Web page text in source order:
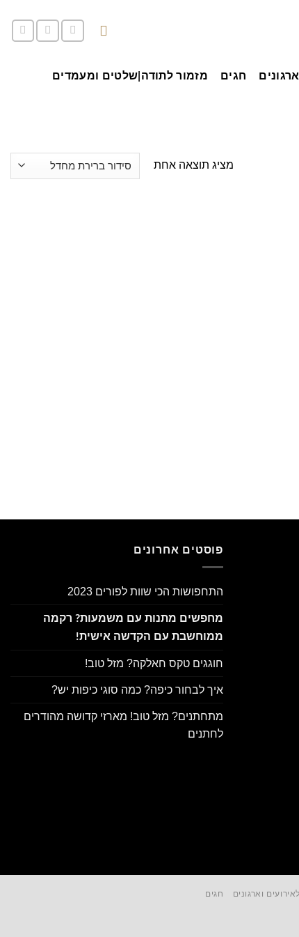
חגים מזמור לתודה|שלטים ומעמדים
מציג תוצאה אחת
פוסטים אחרונים
התחפושות הכי שוות לפורים 2023
מחפשים מתנות עם משמעות? רקמה
ממוחשבת עם הקדשה אישית!
חוגגים טקס חאלקה? מזל טוב!
איך לבחור כיפה? כמה סוגי כיפות יש?
מתחתנים? מזל טוב! מארזי קדושה מהודרים
לחתנים
וארגונים חגים